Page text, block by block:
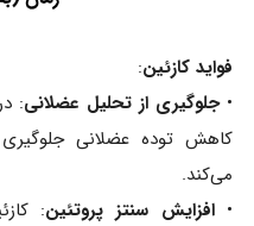
فواید کازئین:
•جلوگیری از تحلیل عضلانی:
کاهش توده عضلانی
می‌کند.
•افزایش سنتز پروتئین: